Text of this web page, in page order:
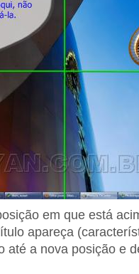
em que está
apareça
até a nova posição e